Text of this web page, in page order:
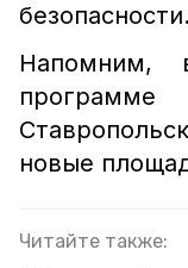
безопасности.
Напомним,
новые
Читайте также: